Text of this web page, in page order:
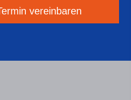
ver­ein­baren